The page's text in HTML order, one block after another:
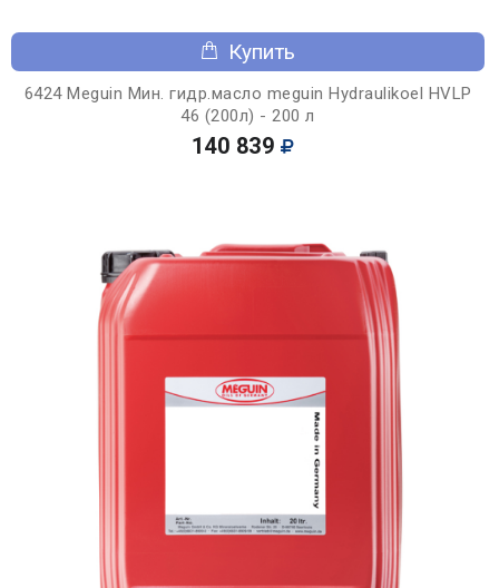
Купить
6424 Meguin Мин. гидр.масло meguin Hydraulikoel HVLP
46 (200л) - 200 л
140 839